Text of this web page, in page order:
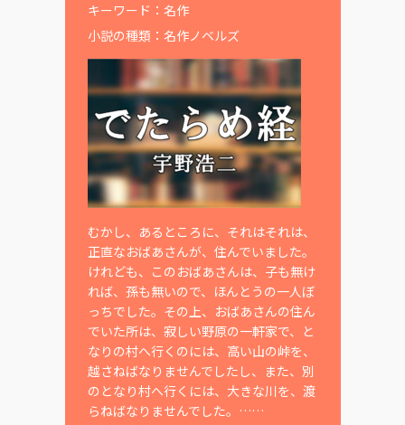
キーワード： 名作
小説の種類： 名作ノベルズ
むかし、あるところに、それはそれは、
正直なおばあさんが、住んでいました。
けれども、このおばあさんは、子も無け
れば、孫も無いので、ほんとうの一人ぼ
っちでした。その上、おばあさんの住ん
でいた所は、寂しい野原の一軒家で、と
なりの村へ行くのには、高い山の峠を、
越さねばなりませんでしたし、また、別
のとなり村へ行くには、大きな川を、渡
らねばなりませんでした。……